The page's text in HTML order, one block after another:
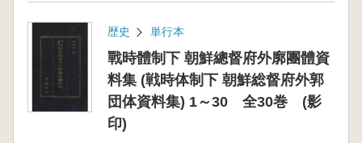
歴史 単行本
戰時體制下 朝鮮總督府外廓團體資
料集 (戦時体制下 朝鮮総督府外郭
団体資料集) 1～30 全30巻 (影
印)